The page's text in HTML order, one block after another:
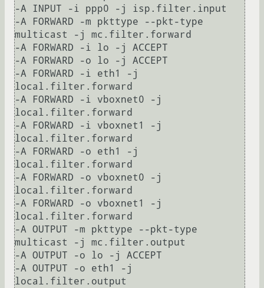
-A INPUT -i ppp0 -j isp.filter.input
-A FORWARD -m pkttype --pkt-type
multicast -j mc.filter.forward
-A FORWARD -i lo -j ACCEPT
-A FORWARD -o lo -j ACCEPT
-A FORWARD -i eth1 -j
local.filter.forward
-A FORWARD -i vboxnet0 -j
local.filter.forward
-A FORWARD -i vboxnet1 -j
local.filter.forward
-A FORWARD -o eth1 -j
local.filter.forward
-A FORWARD -o vboxnet0 -j
local.filter.forward
-A FORWARD -o vboxnet1 -j
local.filter.forward
-A OUTPUT -m pkttype --pkt-type
multicast -j mc.filter.output
-A OUTPUT -o lo -j ACCEPT
-A OUTPUT -o eth1 -j
local.filter.output